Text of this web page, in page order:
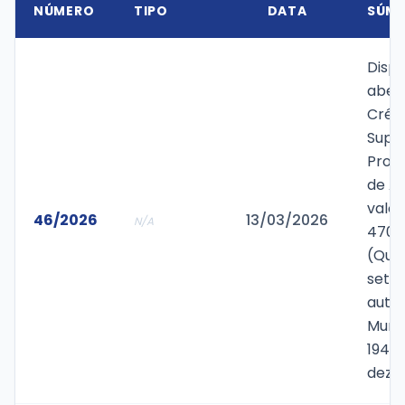
NÚMERO TIPO DATA
46/2026 N/A 13/03/2026
de
valor